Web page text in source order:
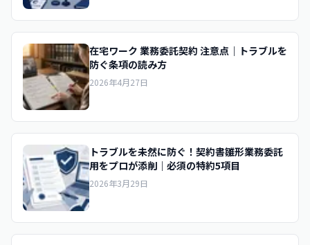
在宅ワーク 業務委託契約 注意点｜トラブルを
防ぐ条項の読み方
2026年4月27日
トラブルを未然に防ぐ！契約書雛形業務委託
用をプロが添削｜必須の特約5項目
2026年3月29日